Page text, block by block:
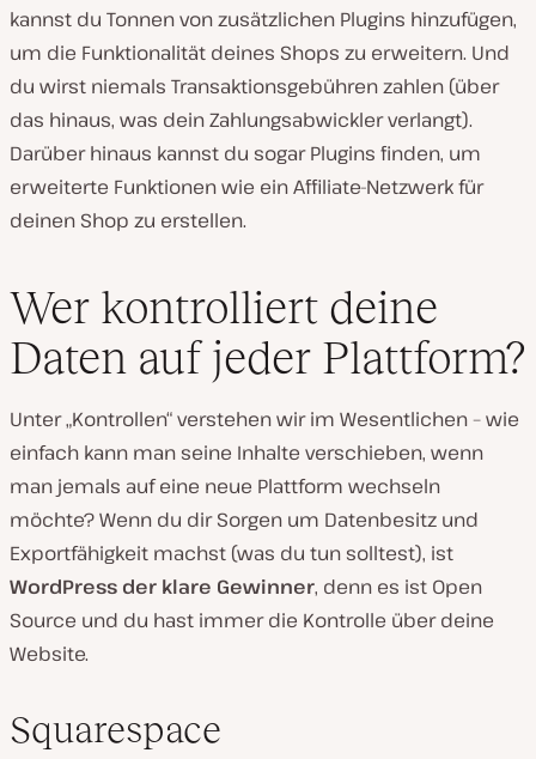
kannst du Tonnen von zusätzlichen Plugins hinzufügen,
um die Funktionalität deines Shops zu erweitern. Und
du wirst niemals Transaktionsgebühren zahlen (über
das hinaus, was dein Zahlungsabwickler verlangt).
Darüber hinaus kannst du sogar Plugins finden, um
erweiterte Funktionen wie ein Affiliate-Netzwerk für
deinen Shop zu erstellen.
Wer kontrolliert deine
Daten auf jeder Plattform?
Unter „Kontrollen“ verstehen wir im Wesentlichen – wie
einfach kann man seine Inhalte verschieben, wenn
man jemals auf eine neue Plattform wechseln
möchte? Wenn du dir Sorgen um Datenbesitz und
Exportfähigkeit machst (was du tun solltest), ist
WordPress der klare Gewinner, denn es ist Open
Source und du hast immer die Kontrolle über deine
Website.
Squarespace